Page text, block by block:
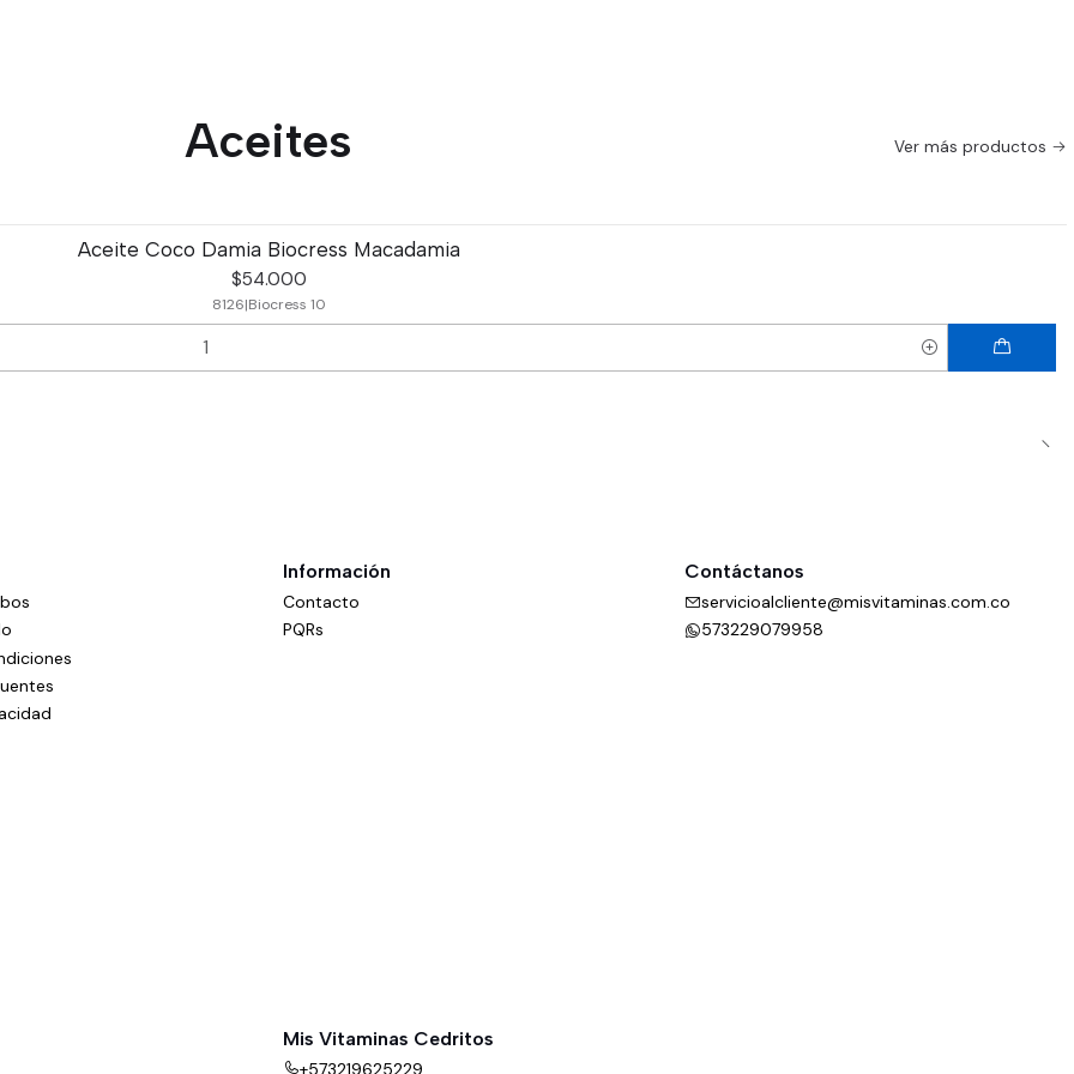
Aceites Ver más productos
Aceite Coco Damia Biocress Macadamia
$54.000
8126|Biocress 10
Información
Contacto
PQRs
Contáctanos
servicioalcliente@misvitaminas.com.co
573229079958
Mis Vitaminas Cedritos
+573219625229